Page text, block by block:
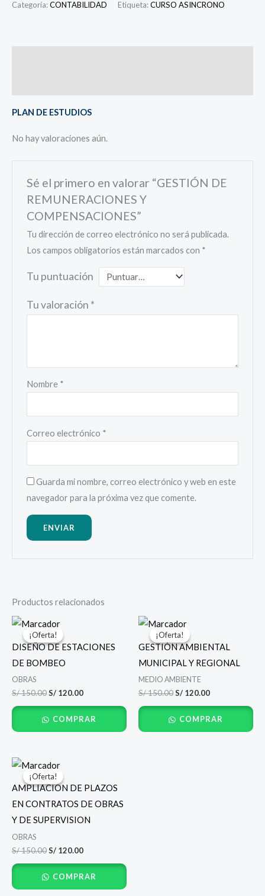
Categoría:CONTABILIDAD Etiqueta:CURSO ASINCRONO
PLAN DE ESTUDIOS
No hay valoraciones aún.
Sé el primero en valorar “GESTIÓN DE
REMUNERACIONES Y
COMPENSACIONES”
Tu dirección de correo electrónico no será publicada.
Los campos obligatorios están marcados con *
Tu puntuación
Tu valoración *
Nombre *
Correo electrónico *
Guarda mi nombre, correo electrónico y web en este
navegador para la próxima vez que comente.
Productos relacionados
¡Oferta!
¡Oferta!
DISEÑO DE ESTACIONES
DE BOMBEO
OBRAS
S/150.00
El
precio
original
era:
S/ 150.00.
S/ 120.00
es:
COMPRAR
¡Oferta!
¡Oferta!
GESTIÓN AMBIENTAL
MUNICIPAL Y REGIONAL
MEDIO AMBIENTE
S/150.00
El
precio
original
era:
S/ 150.00.
S/ 120.00
es:
S/ 120.00.
COMPRAR
¡Oferta!
¡Oferta!
AMPLIACION DE PLAZOS
EN CONTRATOS DE OBRAS
Y DE SUPERVISION
OBRAS
S/150.00
El
precio
original
era:
S/ 150.00.
S/ 120.00
es:
S/ 120.00.
COMPRAR